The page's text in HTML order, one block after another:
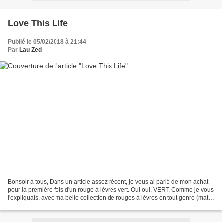
Love This Life
Publié le 05/02/2018 à 21:44
Par Lau Zed
Bonsoir à tous, Dans un article assez récent, je vous ai parlé de mon achat
pour la première fois d'un rouge à lèvres vert. Oui oui, VERT. Comme je vous
l'expliquais, avec ma belle collection de rouges à lèvres en tout genre (mat,